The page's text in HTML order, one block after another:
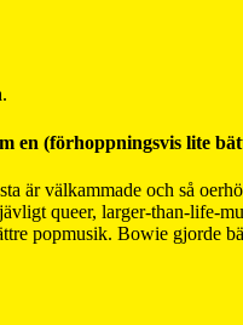
en (förhoppningsvis lite
är välkammade och så
queer, larger-than-
popmusik. Bowie gjorde